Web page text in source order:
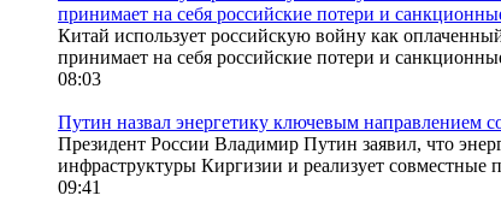
принимает на себя российские потери и
Китай использует российскую войну как
принимает на себя российские потери и
08:03
Путин назвал энергетику ключевым направлением
Президент России Владимир Путин заявил, что
инфраструктуры Киргизии и реализует совместные
09:41